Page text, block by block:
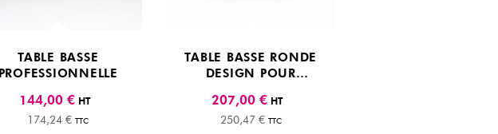
TABLE BASSE
PROFESSIONNELLE
144,00 € HT
174,24 € TTC
TABLE BASSE RONDE
DESIGN POUR
207,00 € HT
250,47 € TTC